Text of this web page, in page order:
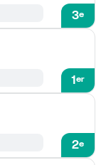
3e
1er
2e